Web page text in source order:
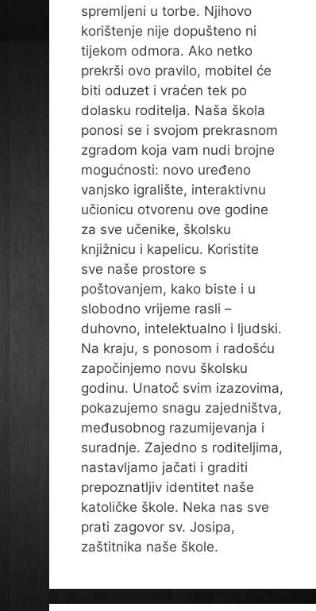
spremljeni u torbe. Njihovo
korištenje nije dopušteno ni
tijekom odmora. Ako netko
prekrši ovo pravilo, mobitel će
biti oduzet i vraćen tek po
dolasku roditelja. Naša škola
ponosi se i svojom prekrasnom
zgradom koja vam nudi brojne
mogućnosti: novo uređeno
vanjsko igralište, interaktivnu
učionicu otvorenu ove godine
za sve učenike, školsku
knjižnicu i kapelicu. Koristite
sve naše prostore s
poštovanjem, kako biste i u
slobodno vrijeme rasli –
duhovno, intelektualno i ljudski.
Na kraju, s ponosom i radošću
započinjemo novu školsku
godinu. Unatoč svim izazovima,
pokazujemo snagu zajedništva,
međusobnog razumijevanja i
suradnje. Zajedno s roditeljima,
nastavljamo jačati i graditi
prepoznatljiv identitet naše
katoličke škole. Neka nas sve
prati zagovor sv. Josipa,
zaštitnika naše škole.